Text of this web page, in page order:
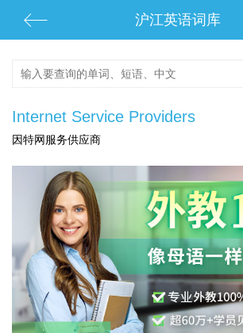
沪江英语词库
Internet Service Providers
因特网服务供应商